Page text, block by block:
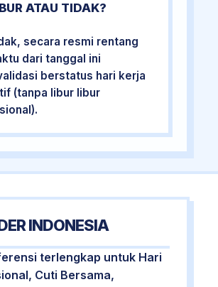
ATAU TIDAK?
secara resmi rentang
dari tanggal ini
berstatus hari kerja
(tanpa libur libur
INDONESIA
terlengkap untuk Hari
Cuti Bersama,